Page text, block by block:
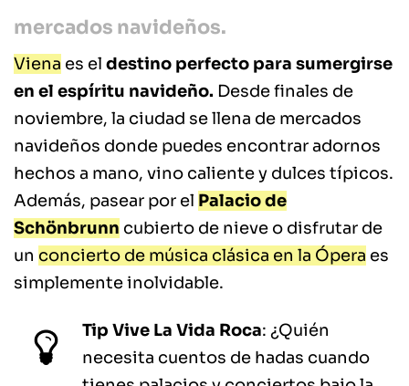
mercados navideños.
Viena es el destino perfecto para sumergirse
en el espíritu navideño. Desde finales de
noviembre, la ciudad se llena de mercados
navideños donde puedes encontrar adornos
hechos a mano, vino caliente y dulces típicos.
Además, pasear por el Palacio de
Schönbrunn cubierto de nieve o disfrutar de
un concierto de música clásica en la Ópera es
simplemente inolvidable.
Tip Vive La Vida Roca: ¿Quién
necesita cuentos de hadas cuando